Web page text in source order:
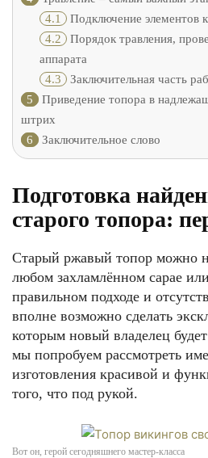
4.1 Подключение элементов
4.2 Порядок травления,
аппарата
4.3 Заключительная часть
5
Приведение топора в
штрих
6
Заключительное слово
Подготовка
старого топора:
Старый ржавый топор можно
любом захламлённом сарае
правильном подходе и
вполне возможно сделать
которым новый владелец
мы попробуем рассмотреть
изготовления красивой и
того, что под рукой.
Вот он, герой сегодняшнего мастер-класса